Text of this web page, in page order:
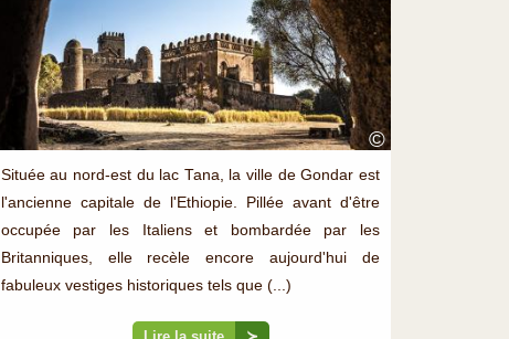
©
Située au nord-est du lac Tana, la ville de Gondar est
l'ancienne capitale de l'Ethiopie. Pillée avant d'être
occupée par les Italiens et bombardée par les
Britanniques, elle recèle encore aujourd'hui de
fabuleux vestiges historiques tels que (...)